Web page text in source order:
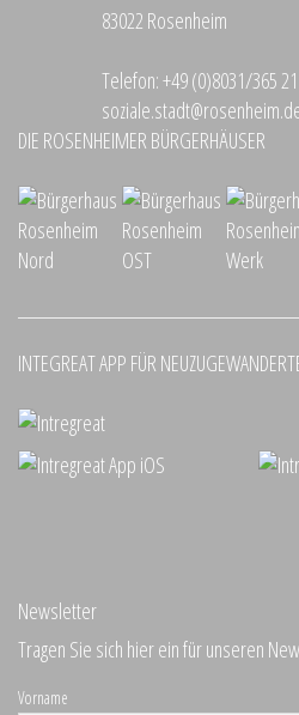
83022 Rosenheim
Telefon:+49 (0)8031/365
DIE ROSENHEIMER BÜRGERHÄUSER
INTEGREAT APP FÜR
Newsletter
Tragen Sie sich hier ein für unseren
Vorname